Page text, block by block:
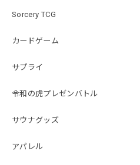
Sorcery TCG
カードゲーム
サプライ
令和の虎プレゼンバトル
サウナグッズ
アパレル